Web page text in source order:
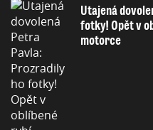
Utajená
fotky! Opět v
motorce